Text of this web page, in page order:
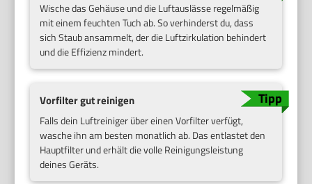
Wische das Gehäuse und die Luftauslässe regelmäßig
mit einem feuchten Tuch ab. So verhinderst du, dass
sich Staub ansammelt, der die Luftzirkulation behindert
und die Effizienz mindert.
Vorfilter gut reinigen
Falls dein Luftreiniger über einen Vorfilter verfügt,
wasche ihn am besten monatlich ab. Das entlastet den
Hauptfilter und erhält die volle Reinigungsleistung
deines Geräts.